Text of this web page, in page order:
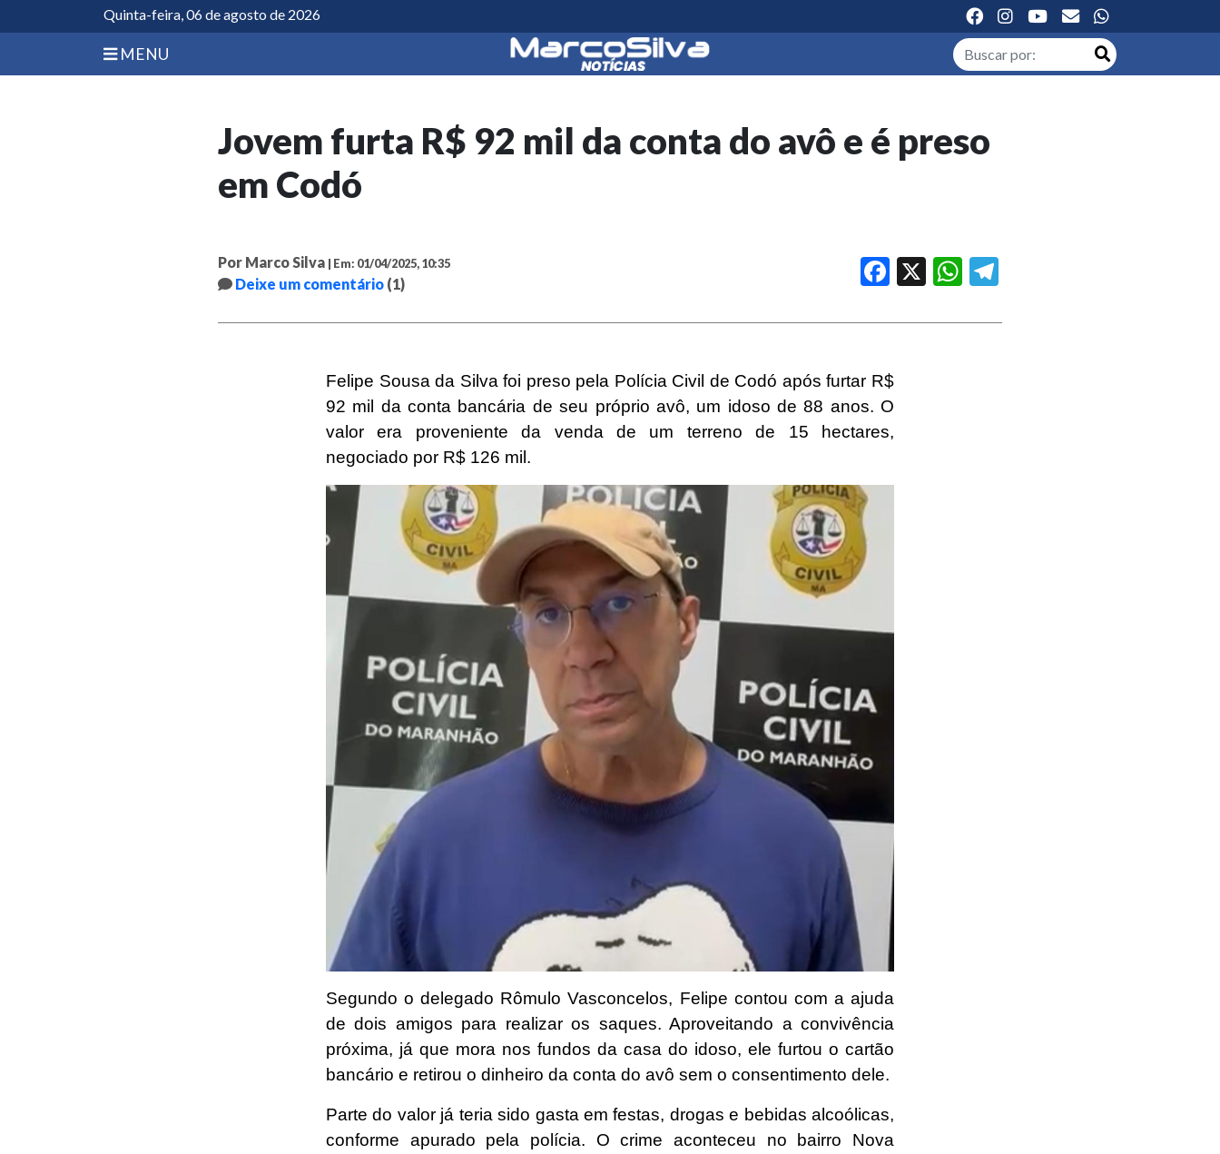
Quinta-feira, 06 de agosto de 2026
MENU
Jovem furta R$ 92 mil da conta do avô e é preso
em Codó
Por Marco Silva | Em: 01/04/2025, 10:35
Deixe um comentário (1)
Facebook WhatsApp
Felipe Sousa da Silva foi preso pela Polícia Civil de Codó após furtar R$
92 mil da conta bancária de seu próprio avô, um idoso de 88 anos. O
valor era proveniente da venda de um terreno de 15 hectares,
negociado por R$ 126 mil.
Segundo o delegado Rômulo Vasconcelos, Felipe contou com a ajuda
de dois amigos para realizar os saques. Aproveitando a convivência
próxima, já que mora nos fundos da casa do idoso, ele furtou o cartão
bancário e retirou o dinheiro da conta do avô sem o consentimento dele.
Parte do valor já teria sido gasta em festas, drogas e bebidas alcoólicas,
conforme apurado pela polícia. O crime aconteceu no bairro Nova